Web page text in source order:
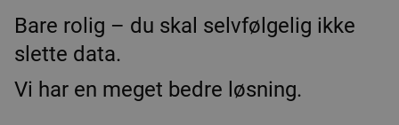
Bare rolig – du skal selvfølgelig ikke
slette data.
Vi har en meget bedre løsning.